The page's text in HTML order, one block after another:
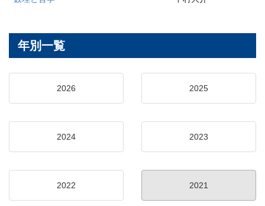
年別一覧
2026 2025
2024 2023
2022 2021